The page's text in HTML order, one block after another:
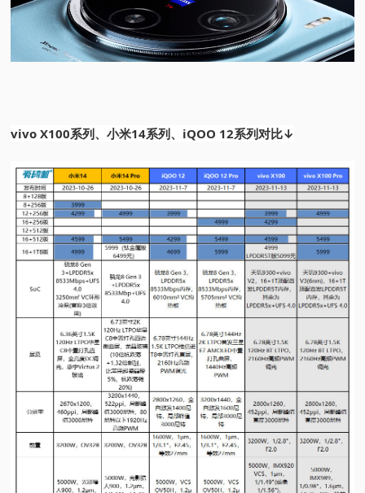
vivo X100系列、小米14系列、iQOO 12系列对比↓